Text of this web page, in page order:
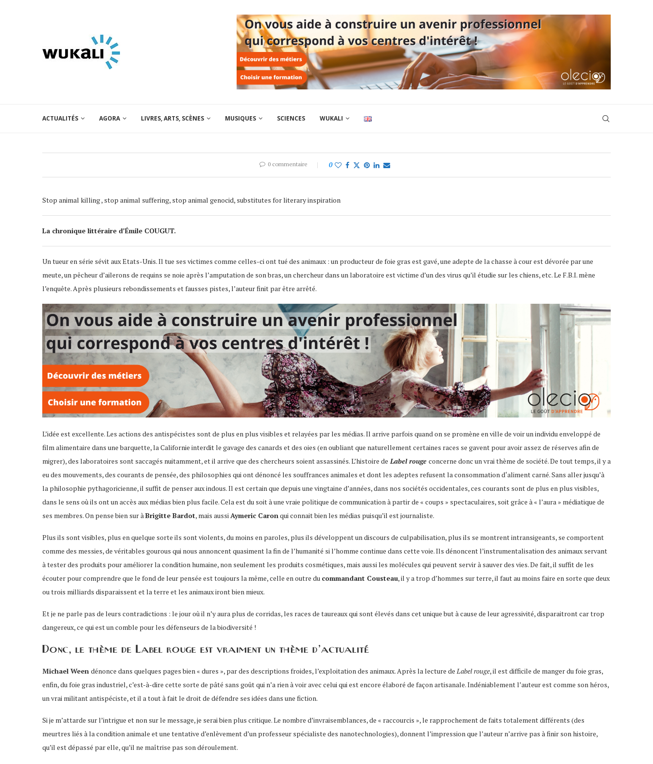
ACTUALITÉS AGORA LIVRES, ARTS, SCÈNES MUSIQUES SCIENCES WUKALI
0 commentaire 0
Stop animal killing , stop animal suffering, stop animal genocid, substitutes for literary inspiration
La chronique littéraire d’Émile COUGUT.
Un tueur en série sévit aux Etats-Unis. Il tue ses victimes comme celles-ci ont tué des animaux : un producteur de foie gras est gavé, une adepte de la chasse à cour est dévorée par une
meute, un pêcheur d’ailerons de requins se noie après l’amputation de son bras, un chercheur dans un laboratoire est victime d’un des virus qu’il étudie sur les chiens, etc. Le F.B.I. mène
l’enquête. Après plusieurs rebondissements et fausses pistes, l’auteur finit par être arrêté.
L’idée est excellente. Les actions des antispécistes sont de plus en plus visibles et relayées par les médias. Il arrive parfois quand on se promène en ville de voir un individu enveloppé de
film alimentaire dans une barquette, la Californie interdit le gavage des canards et des oies (en oubliant que naturellement certaines races se gavent pour avoir assez de réserves afin de
migrer), des laboratoires sont saccagés nuitamment, et il arrive que des chercheurs soient assassinés. L’histoire de Label rouge concerne donc un vrai thème de société. De tout temps, il y a
eu des mouvements, des courants de pensée, des philosophies qui ont dénoncé les souffrances animales et dont les adeptes refusent la consommation d‘aliment carné. Sans aller jusqu’à
la philosophie pythagoricienne, il suffit de penser aux indous. Il est certain que depuis une vingtaine d’années, dans nos sociétés occidentales, ces courants sont de plus en plus visibles,
dans le sens où ils ont un accès aux médias bien plus facile. Cela est du soit à une vraie politique de communication à partir de « coups » spectaculaires, soit grâce à « l’aura » médiatique de
ses membres. On pense bien sur àBrigitte Bardot, mais aussiAymeric Caronqui connait bien les médias puisqu’il est journaliste.
Plus ils sont visibles, plus en quelque sorte ils sont violents, du moins en paroles, plus ils développent un discours de culpabilisation, plus ils se montrent intransigeants, se comportent
comme des messies, de véritables gourous qui nous annoncent quasiment la fin de l’humanité si l’homme continue dans cette voie. Ils dénoncent l’instrumentalisation des animaux servant
à tester des produits pour améliorer la condition humaine, non seulement les produits cosmétiques, mais aussi les molécules qui peuvent servir à sauver des vies. De fait, il suffit de les
écouter pour comprendre que le fond de leur pensée est toujours la même, celle en outre du commandant Cousteau, il y a trop d’hommes sur terre, il faut au moins faire en sorte que deux
ou trois milliards disparaissent et la terre et les animaux iront bien mieux.
Et je ne parle pas de leurs contradictions : le jour où il n’y aura plus de corridas, les races de taureaux qui sont élevés dans cet unique but à cause de leur agressivité, disparaitront car trop
dangereux, ce qui est un comble pour les défenseurs de la biodiversité !
Donc, le thème de Label rouge est vraiment un thème d’actualité
Michael Ween dénonce dans quelques pages bien « dures », par des descriptions froides, l’exploitation des animaux. Après la lecture de Label rouge, il est difficile de manger du foie gras,
enfin, du foie gras industriel, c’est-à-dire cette sorte de pâté sans goût qui n’a rien à voir avec celui qui est encore élaboré de façon artisanale. Indéniablement l’auteur est comme son héros,
un vrai militant antispéciste, et il a tout à fait le droit de défendre ses idées dans une fiction.
Si je m’attarde sur l’intrigue et non sur le message, je serai bien plus critique. Le nombre d’invraisemblances, de « raccourcis », le rapprochement de faits totalement différents (des
meurtres liés à la condition animale et une tentative d’enlèvement d’un professeur spécialiste des nanotechnologies), donnent l’impression que l’auteur n’arrive pas à finir son histoire,
qu’il est dépassé par elle, qu’il ne maîtrise pas son déroulement.